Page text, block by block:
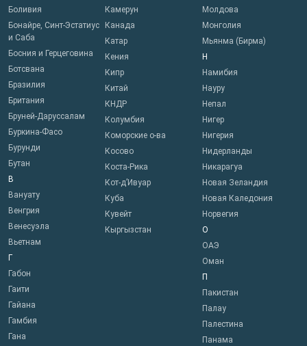
Боливия
Бонайре, Синт-Эстатиус
и Саба
Босния и Герцеговина
Ботсвана
Бразилия
Британия
Бруней-Даруссалам
Буркина-Фасо
Бурунди
Бутан
В
Вануату
Венгрия
Венесуэла
Вьетнам
Г
Габон
Гаити
Гайана
Гамбия
Гана
Камерун
Канада
Катар
Кения
Кипр
Китай
КНДР
Колумбия
Коморские о-ва
Косово
Коста-Рика
Кот-д’Ивуар
Куба
Кувейт
Кыргызстан
Молдова
Монголия
Мьянма (Бирма)
Н
Намибия
Науру
Непал
Нигер
Нигерия
Нидерланды
Никарагуа
Новая Зеландия
Новая Каледония
Норвегия
О
ОАЭ
Оман
П
Пакистан
Палау
Палестина
Панама